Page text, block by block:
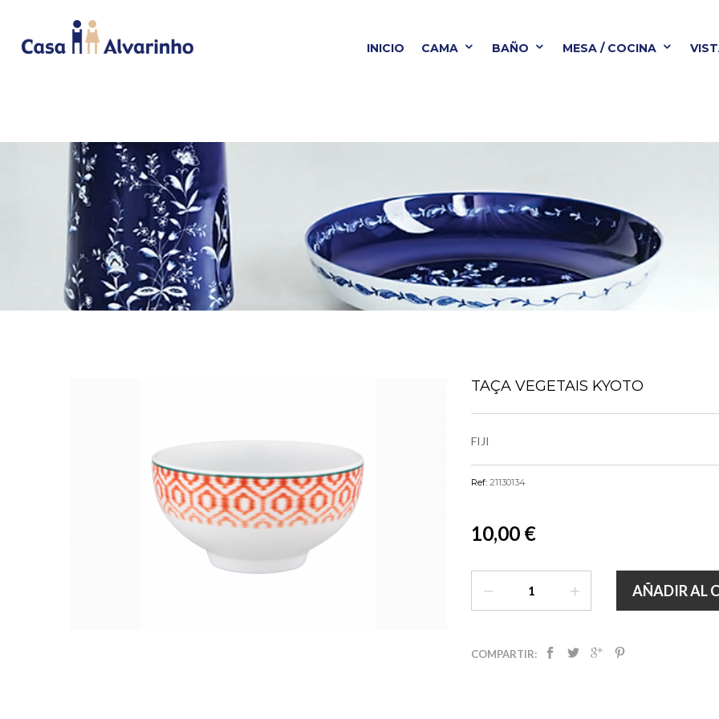
INICIO CAMA BAÑO MESA / COCINA
TAÇA VEGETAIS KYOTO
FIJI
Ref: 21130134
10,00 €
AÑADIR AL
COMPARTIR: